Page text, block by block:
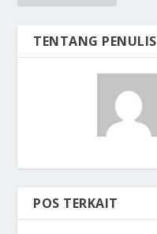
TENTANG PENULIS
POS TERKAIT